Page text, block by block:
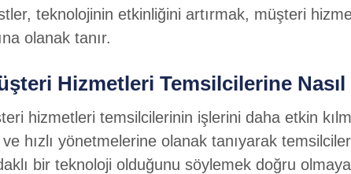
teknolojinin etkinliğini artırmak, müşteri
olanak tanır.
Hizmetleri Temsilcilerine Nasıl
hizmetleri temsilcilerinin işlerini daha etkin
hızlı yönetmelerine olanak tanıyarak
bir teknoloji olduğunu söylemek doğru